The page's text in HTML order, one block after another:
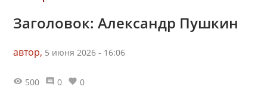
Заголовок: Александр Пушкин
автор, 5 июня 2026 - 16:06
500 0 0